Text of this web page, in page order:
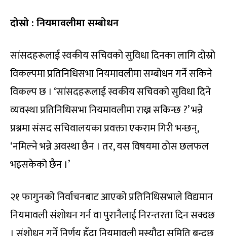
दोस्रो : नियमावलीमा सम्बोधन
सांसदहरूलाई स्वकीय सचिवको सुविधा दिनका लागि दोस्रो
विकल्पमा प्रतिनिधिसभा नियमावलीमा सम्बोधन गर्ने सकिने
विकल्प छ । ‘सांसदहरूलाई स्वकीय सचिवको सुविधा दिने
व्यवस्था प्रतिनिधिसभा नियमावलीमा राख्न सकिन्छ ?’ भन्ने
प्रश्नमा संसद सचिवालयका प्रवक्ता एकराम गिरी भन्छन्,
‘नमिल्ने भन्ने अवस्था छैन । तर, यस विषयमा ठोस छलफल
भइसकेको छैन ।’
२१ फागुनको निर्वाचनबाट आएको प्रतिनिधिसभाले विद्यमान
नियमावली संशोधन गर्न वा पुरानैलाई निरन्तरता दिन सक्दछ